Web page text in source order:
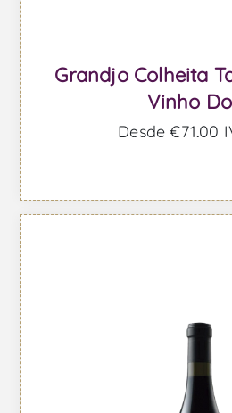
Grandjo Colheita
Vinho
Desde €71,00